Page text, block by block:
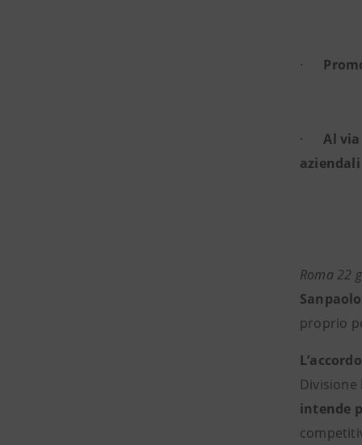
·
·Al
Roma 22
proprio
Divisione
intende